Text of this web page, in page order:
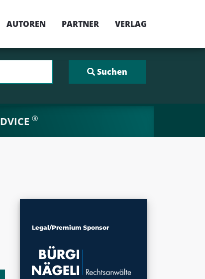
AUTOREN PARTNER VERLAG
®
Legal/Premium Sponsor